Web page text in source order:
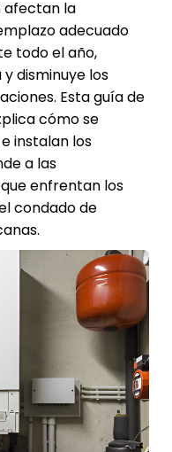
afectan la
adecuado
todo el año,
disminuye los
Esta guía de
cómo se
instalan los
a las
enfrentan los
condado de